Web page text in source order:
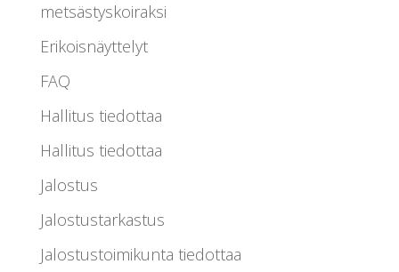
metsästyskoiraksi
Erikoisnäyttelyt
FAQ
Hallitus tiedottaa
Hallitus tiedottaa
Jalostus
Jalostustarkastus
Jalostustoimikunta tiedottaa